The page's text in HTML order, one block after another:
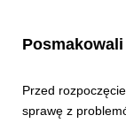
Przed
sprawę z